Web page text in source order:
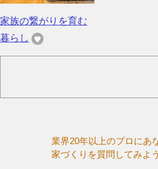
家族の繋がりを育む
暮らし
業界20年以上のプロにあ
家づくりを質問してみよ